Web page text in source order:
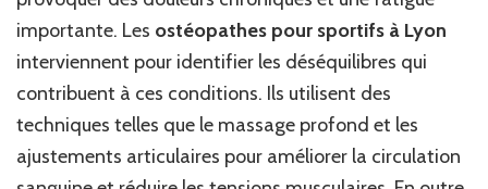
importante. Les ostéopathes pour sportifs à Lyon
interviennent pour identifier les déséquilibres qui
contribuent à ces conditions. Ils utilisent des
techniques telles que le massage profond et les
ajustements articulaires pour améliorer la circulation